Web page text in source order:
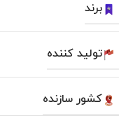
برند
تولید کننده
کشور سازنده